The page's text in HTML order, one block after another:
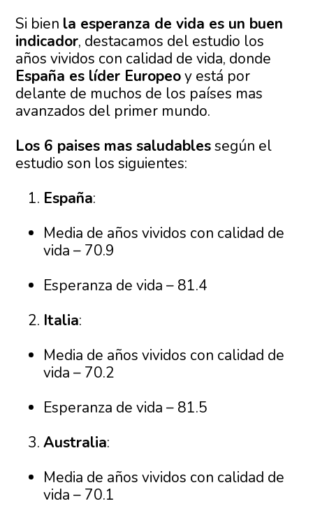
Si bien la esperanza de vida es un buen
indicador, destacamos del estudio los
años vividos con calidad de vida, donde
España es líder Europeoy está por
delante de muchos de los países mas
avanzados del primer mundo.
Los 6 paises mas saludablessegún el
estudio son los siguientes:
España:
Media de años vividos con calidad de
vida – 70.9
Esperanza de vida – 81.4
Italia:
Media de años vividos con calidad de
vida – 70.2
Esperanza de vida – 81.5
Australia:
Media de años vividos con calidad de
vida – 70.1